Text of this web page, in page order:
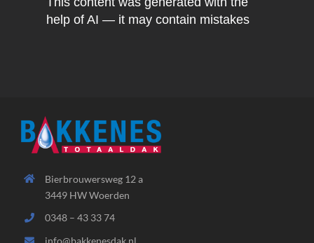
help of AI — it may contain mistakes
Bierbrouwersweg 12 a
3449 HW Woerden
0348 – 43 33 74